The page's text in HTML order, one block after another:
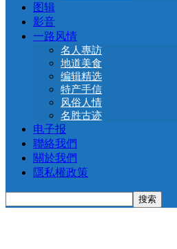
图辑
影音
一路风情
名人專訪
地道美食
编辑精选
特产手信
风俗人情
名胜古迹
电子报
聯絡我們
關於我們
隱私權政策